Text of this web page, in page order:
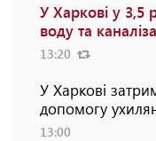
У Харкові у 3,5
воду та
13:20
У Харкові
допомогу
13:00